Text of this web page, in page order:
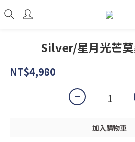
Silver/星月光芒
NT$4,980
加入購物車